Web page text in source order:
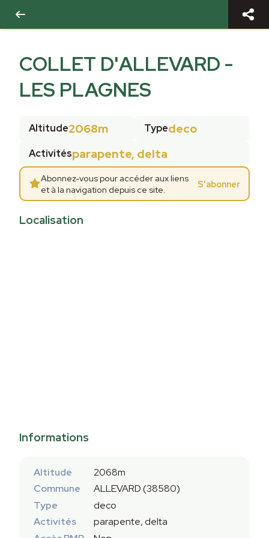
COLLET D'ALLEVARD -
LES PLAGNES
Altitude2068m Typedeco
Activitésparapente, delta
Abonnez-vous pour accéder aux liens
et à la navigation depuis ce site.
S'abonner
Localisation
Informations
Altitude
2068m
Commune
ALLEVARD (38580)
Type
deco
Activités
parapente, delta